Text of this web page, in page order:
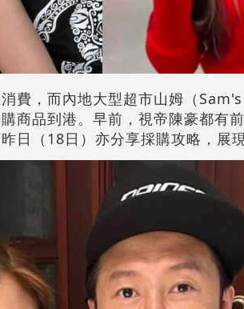
費，而內地大型超市山姆（
商品到港。早前，視帝陳豪都有
日（18日）亦分享採購攻略，展現